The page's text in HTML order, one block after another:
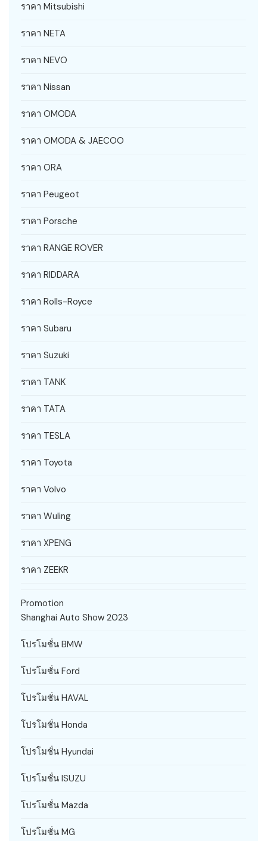
ราคา Mitsubishi
ราคา NETA
ราคา NEVO
ราคา Nissan
ราคา OMODA
ราคา OMODA & JAECOO
ราคา ORA
ราคา Peugeot
ราคา Porsche
ราคา RANGE ROVER
ราคา RIDDARA
ราคา Rolls-Royce
ราคา Subaru
ราคา Suzuki
ราคา TANK
ราคา TATA
ราคา TESLA
ราคา Toyota
ราคา Volvo
ราคา Wuling
ราคา XPENG
ราคา ZEEKR
Promotion
Shanghai Auto Show 2023
โปรโมชั่น BMW
โปรโมชั่น Ford
โปรโมชั่น HAVAL
โปรโมชั่น Honda
โปรโมชั่น Hyundai
โปรโมชั่น ISUZU
โปรโมชั่น Mazda
โปรโมชั่น MG